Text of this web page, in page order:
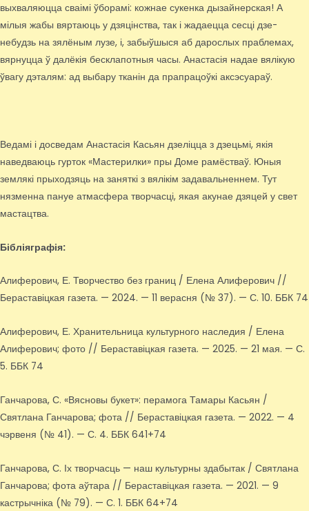
выхваляюцца сваімі ўборамі: кожнае сукенка дызайнерская! А
мілыя жабы вяртаюць у дзяцінства, так і жадаецца сесці дзе-
небудзь на зялёным лузе, і, забыўшыся аб дарослых праблемах,
вярнуцца ў далёкія бесклапотныя часы. Анастасія надае вялікую
ўвагу дэталям: ад выбару тканін да прапрацоўкі аксэсуараў.
Ведамі і досведам Анастасія Касьян дзеліцца з дзецьмі, якія
наведваюць гурток «Мастерилки» пры Доме рамёстваў. Юныя
землякі прыходзяць на заняткі з вялікім задавальненнем. Тут
нязменна пануе атмасфера творчасці, якая акунае дзяцей у свет
мастацтва.
Бібліяграфія:
Алиферович, Е. Творчество без границ / Елена Алиферович //
Бераставіцкая газета. — 2024. — 11 верасня (№ 37). — С. 10. ББК 74
Алиферович, Е. Хранительница культурного наследия / Елена
Алиферович; фото // Бераставіцкая газета. — 2025. — 21 мая. — С.
5. ББК 74
Ганчарова, С. «Вясновы букет»: перамога Тамары Касьян /
Святлана Ганчарова; фота // Бераставіцкая газета. — 2022. — 4
чэрвеня (№ 41). — С. 4. ББК 641+74
Ганчарова, С. Іх творчасць — наш культурны здабытак / Святлана
Ганчарова; фота аўтара // Бераставіцкая газета. — 2021. — 9
кастрычніка (№ 79). — С. 1. ББК 64+74